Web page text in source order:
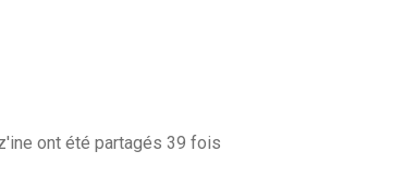
ont été partagés 39 fois